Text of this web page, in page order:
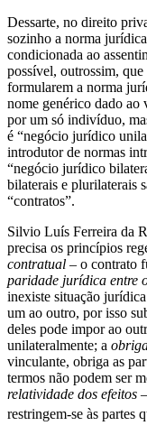
Dessarte, no direito
sozinho a norma
condicionada ao
possível, outrossim,
formularem a norma
nome genérico dado
por um só indivíduo,
é “negócio jurídico
introdutor de normas
“negócio jurídico
bilaterais e plurilaterais
“contratos”.
Silvio Luís Ferreira da
precisa os princípios
contratual – o contrato
paridade jurídica entre
inexiste situação
um ao outro, por isso
deles pode impor ao
unilateralmente; a
vinculante, obriga as
termos não podem ser
relatividade dos efeitos
restringem-se às partes